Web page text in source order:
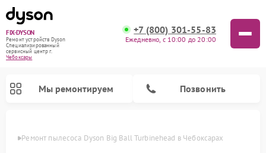
FIX-DYSON
Ремонт устройств Dyson
Специализированный
cервисный центр г.
Чебоксары
+7 (800) 301-55-83
Ежедневно, с 10:00 до 20:00
Мы ремонтируем Позвонить
Ремонт пылесоса Dyson Big Ball Turbinehead в Чебоксарах